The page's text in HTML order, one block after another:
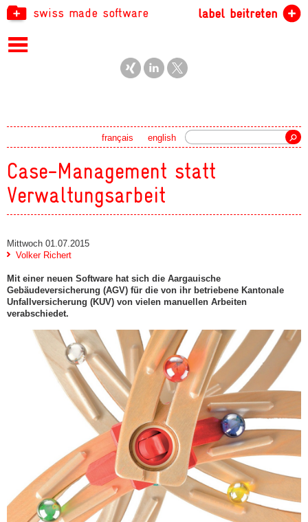
swiss made software label beitreten
english
français
Case-Management statt
Verwaltungsarbeit
Mittwoch 01.07.2015
Volker Richert
Mit einer neuen Software hat sich die Aargauische
Gebäudeversicherung (AGV) für die von ihr betriebene Kantonale
Unfallversicherung (KUV) von vielen manuellen Arbeiten
verabschiedet.